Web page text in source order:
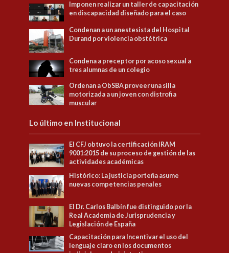
Imponen realizar un taller de capacitación
en discapacidad diseñado para el caso
Condenan a un anestesista del Hospital
Durand por violencia obstétrica
Condena a preceptor por acoso sexual a
tres alumnas de un colegio
Ordenan a ObSBA proveer una silla
motorizada a un joven con distrofia
muscular
Lo último en Institucional
El CFJ obtuvo la certificación IRAM
9001:2015 de su proceso de gestión de las
actividades académicas
Histórico: La justicia porteña asume
nuevas competencias penales
El Dr. Carlos Balbín fue distinguido por la
Real Academia de Jurisprudencia y
Legislación de España
Capacitación para Incentivar el uso del
lenguaje claro en los documentos